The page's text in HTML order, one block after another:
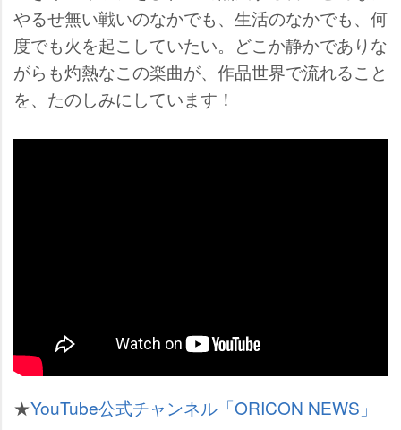
るせ無い戦いのなかでも、生活のなかでも、何
度でも火を起こしていたい。どこか静かでありな
がらも灼熱なこの楽曲が、作品世界で流れること
を、たのしみにしています！
★YouTube公式チャンネル「ORICON NEWS」